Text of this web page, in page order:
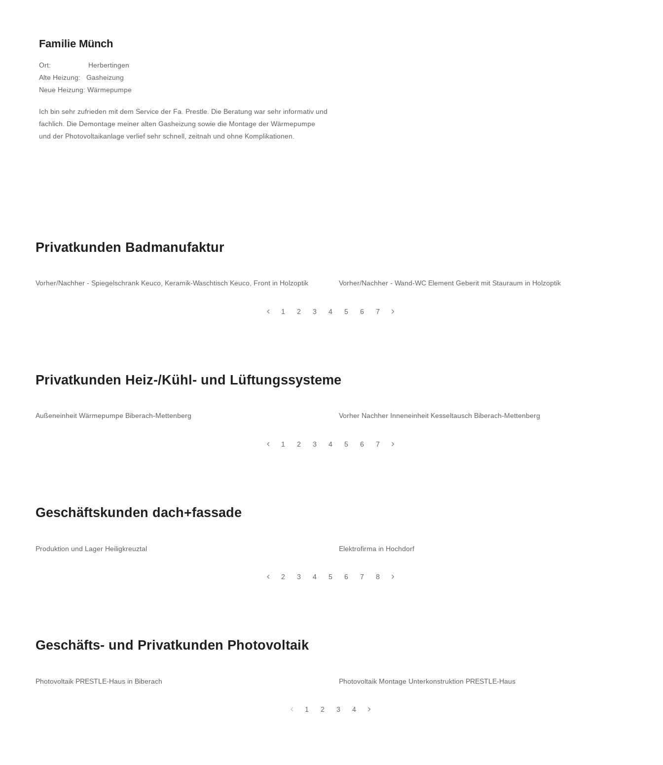
Familie Münch
Ort: Herbertingen
Alte Heizung: Gasheizung
Neue Heizung: Wärmepumpe
Ich bin sehr zufrieden mit dem Service der Fa. Prestle. Die Beratung war sehr informativ und
fachlich. Die Demontage meiner alten Gasheizung sowie die Montage der Wärmepumpe
und der Photovoltaikanlage verlief sehr schnell, zeitnah und ohne Komplikationen.
Privatkunden Badmanufaktur
Vorher/Nachher - Spiegelschrank Keuco, Keramik-Waschtisch Keuco, Front in Holzoptik Vorher/Nachher - Wand-WC Element Geberit mit Stauraum in Holzoptik
1 2 3 4 5 6 7
Privatkunden Heiz-/Kühl- und Lüftungssysteme
Außeneinheit Wärmepumpe Biberach-Mettenberg Vorher Nachher Inneneinheit Kesseltausch Biberach-Mettenberg
1 2 3 4 5 6 7
Geschäftskunden dach+fassade
Produktion und Lager Heiligkreuztal Elektrofirma in Hochdorf
2 3 4 5 6 7 8
Geschäfts- und Privatkunden Photovoltaik
Photovoltaik PRESTLE-Haus in Biberach Photovoltaik Montage Unterkonstruktion PRESTLE-Haus
1 2 3 4